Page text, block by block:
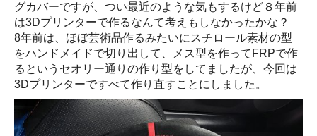
グカバーですが、つい最近のような気もするけど８年前
は3Dプリンターで作るなんて考えもしなかったかな？
8年前は、ほぼ芸術品作るみたいにスチロール素材の型
をハンドメイドで切り出して、メス型を作ってFRPで作
るというセオリー通りの作り型をしてましたが、今回は
3Dプリンターですべて作り直すことにしました。